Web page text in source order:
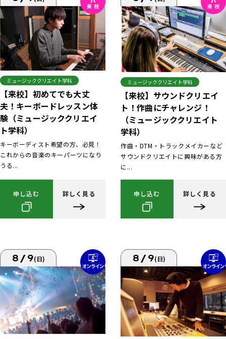
ミュージッククリエイト学科
【来校】初めてでも大丈
夫！キーボードレッスン体
験（ミュージッククリエイ
ト学科）
キーボーディスト希望の方、必見！
これからの音楽のキーパーツになり
うる...
申し込む 詳しく見る
ミュージッククリエイト学科
【来校】サウンドクリエイ
ト！作曲にチャレンジ！
（ミュージッククリエイト
学科）
作曲・DTM・トラックメイカーなど
サウンドクリエイトに興味がある方
に...
申し込む 詳しく見る
8/9(日) 8/9(日)